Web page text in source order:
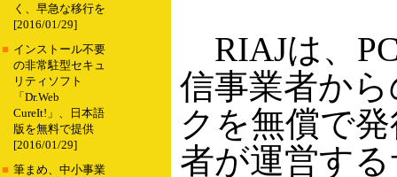
く、早急な移行を
[2016/01/29]
■ インストール不要
の非常駐型セキュ
リティソフト
「Dr.Web
CureIt!」、日本語
版を無料で提供
[2016/01/29]
■ 筆まめ、中小事業
RIAJは、
信事業者か
クを無償で
者が運営す